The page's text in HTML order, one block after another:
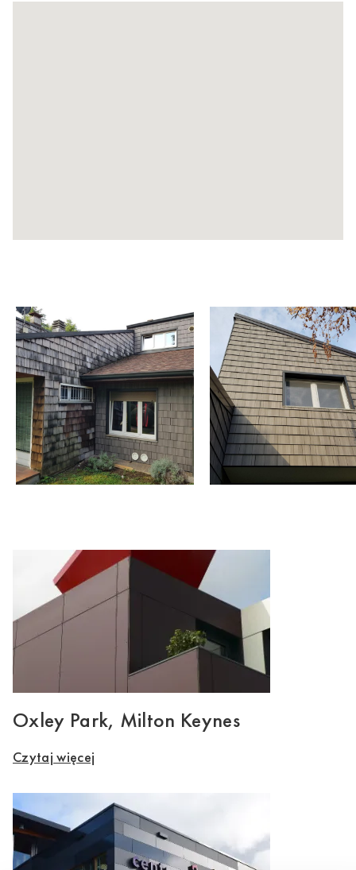
Oxley Park, Milton Keynes
Czytaj więcej